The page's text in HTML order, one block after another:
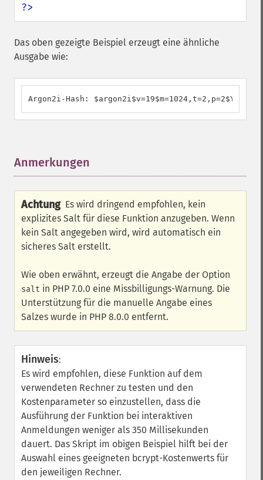
?>
Das oben gezeigte Beispiel erzeugt eine ähnliche
Ausgabe wie:
Argon2i-Hash:
Anmerkungen
Achtung Es wird dringend empfohlen, kein
explizites Salt für diese Funktion anzugeben. Wenn
kein Salt angegeben wird, wird automatisch ein
sicheres Salt erstellt.
Wie oben erwähnt, erzeugt die Angabe der Option
salt in PHP 7.0.0 eine Missbilligungs-Warnung. Die
Unterstützung für die manuelle Angabe eines
Salzes wurde in PHP 8.0.0 entfernt.
Hinweis:
Es wird empfohlen, diese Funktion auf dem
verwendeten Rechner zu testen und den
Kostenparameter so einzustellen, dass die
Ausführung der Funktion bei interaktiven
Anmeldungen weniger als 350 Millisekunden
dauert. Das Skript im obigen Beispiel hilft bei der
Auswahl eines geeigneten bcrypt-Kostenwerts für
den jeweiligen Rechner.